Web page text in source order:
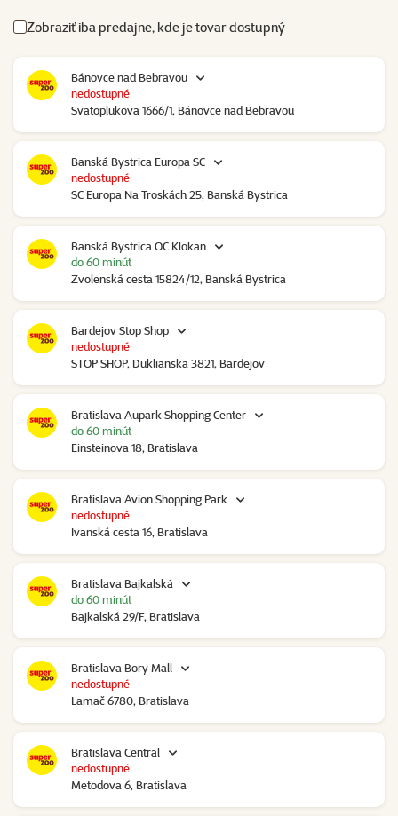
Zobraziť iba predajne, kde je tovar dostupný
Bánovce nad Bebravou
Svätoplukova 1666/1, Bánovce nad Bebravou
nedostupné
Banská Bystrica Europa SC
SC Europa Na Troskách 25, Banská Bystrica
nedostupné
Banská Bystrica OC Klokan
Zvolenská cesta 15824/12, Banská Bystrica
do 60 minút
Bardejov Stop Shop
STOP SHOP, Duklianska 3821, Bardejov
nedostupné
Bratislava Aupark Shopping Center
Einsteinova 18, Bratislava
do 60 minút
Bratislava Avion Shopping Park
Ivanská cesta 16, Bratislava
nedostupné
Bratislava Bajkalská
Bajkalská 29/F, Bratislava
do 60 minút
Bratislava Bory Mall
Lamač 6780, Bratislava
nedostupné
Bratislava Central
Metodova 6, Bratislava
nedostupné